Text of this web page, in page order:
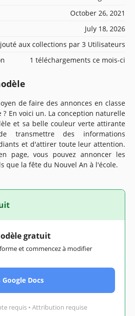
October 26, 2021
July 18, 2026
aux collections par 3 Utilisateurs
1 téléchargements ce mois-ci
de faire des annonces en classe
En voici un. La conception naturelle
et sa belle couleur verte attirante
transmettre des informations
et d'attirer toute leur attention.
page, vous pouvez annoncer les
que la fête du Nouvel An à l'école.
gratuit
et commencez à modifier
Docs
requis • Attribution requise